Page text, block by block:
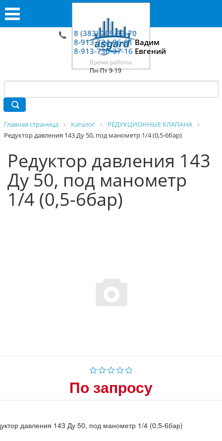
8 (383) 209-33-70
8-913-724-06-01Вадим
8-913-730-37-16 Евгений
Время работы:
Пн-Пт 9-19
Главная страница Каталог
РЕДУКЦИОННЫЕ КЛАПАНА
Редуктор давления 143 Ду 50, под манометр 1/4 (0,5-6бар)
Редуктор давления 143
Ду 50, под манометр
1/4 (0,5-6бар)
По запросу
давления 143 Ду 50, под манометр 1/4 (0,5-6бар)